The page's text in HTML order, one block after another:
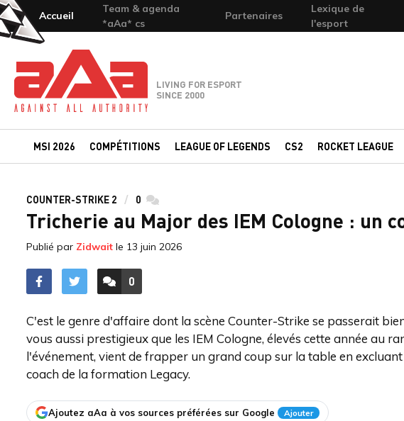
Accueil
Team & agenda
*aAa* cs
Partenaires
Lexique de
l'esport
Team-aAa - against All authority
LIVING FOR ESPORT
SINCE 2000
MSI 2026 COMPÉTITIONS LEAGUE OF LEGENDS CS2 ROCKET LEAGUE
COUNTER-STRIKE 2 0 commentaires
Tricherie au Major des IEM Cologne : un
Publié par Zidwait le 13 juin 2026
ACCÉDER AUX
0
COMMENTAIRES
C'est le genre d'affaire dont la scène Counter-Strike se passerait
vous aussi prestigieux que les IEM Cologne, élevés cette année au
l'événement, vient de frapper un grand coup sur la table en
coach de la formation Legacy.
Ajoutez aAa à vos sources préférées sur Google Ajouter